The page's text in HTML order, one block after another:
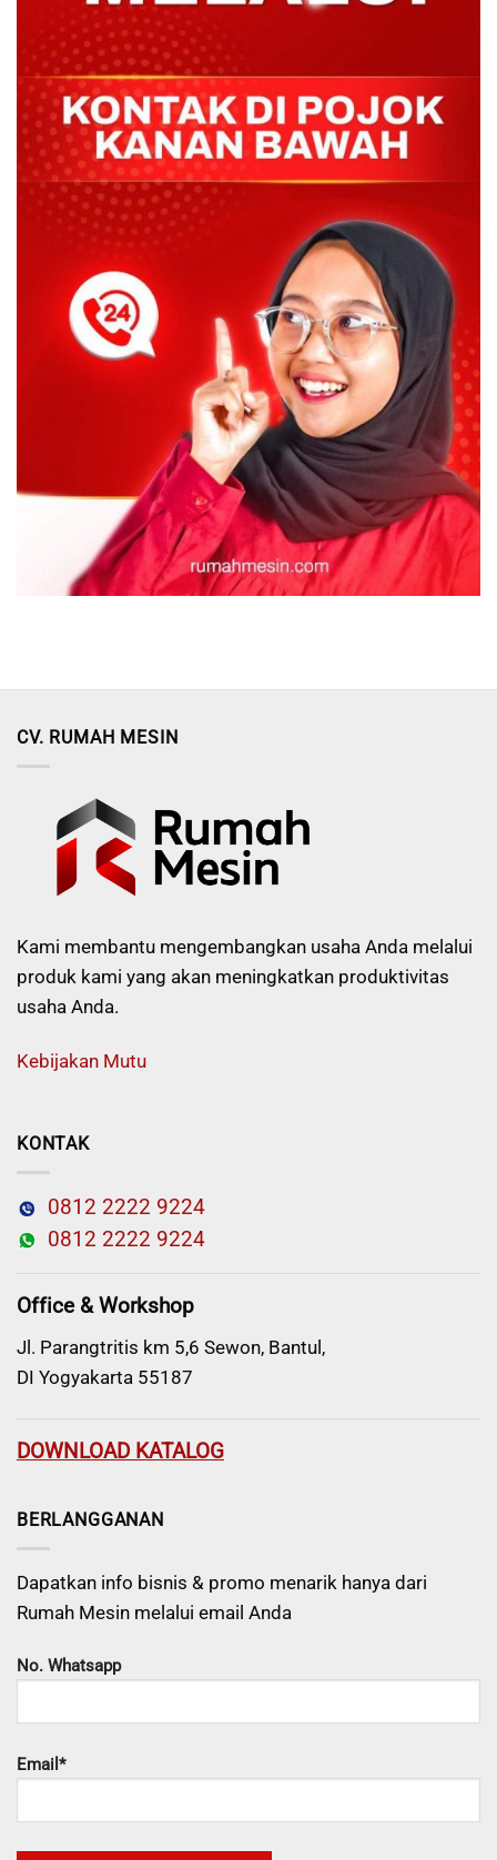
CV. RUMAH MESIN
Kami membantu mengembangkan usaha Anda melalui
produk kami yang akan meningkatkan produktivitas
usaha Anda.
Kebijakan Mutu
KONTAK
0812 2222 9224
0812 2222 9224
Office & Workshop
Jl. Parangtritis km 5,6 Sewon, Bantul,
DI Yogyakarta 55187
DOWNLOAD KATALOG
BERLANGGANAN
Dapatkan info bisnis & promo menarik hanya dari
Rumah Mesin melalui email Anda
No. Whatsapp
Email*